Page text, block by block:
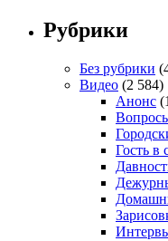
Рубрики
Без рубрики
Видео (2 584)
Анонс
Гость в